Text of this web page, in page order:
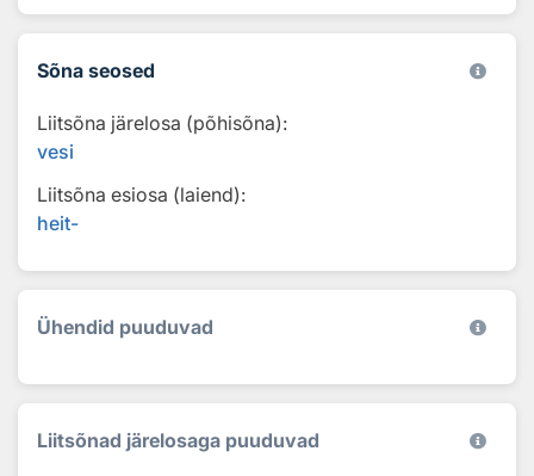
Sõna seosed
Liitsõna järelosa (põhisõna):
vesi
Liitsõna esiosa (laiend):
heit-
Ühendid puuduvad
Liitsõnad järelosaga puuduvad